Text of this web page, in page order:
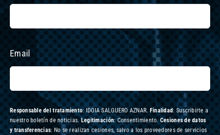
Email
Responsable del tratamiento: IDOIA SALGUERO AZNAR. Finalidad: Suscribirte a
nuestro boletín de noticias.Legitimación: Consentimiento.Cesiones de datos
y transferencias: No se realizan cesiones, salvo a los proveedores de servicios